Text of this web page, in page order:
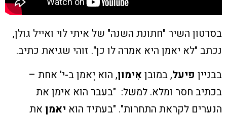
בסרטון השיר "חתונת השנה" של איתי לוי ואייל גולן,
נכתב "לא יאמן היא אמרה לו כן". זוהי שגיאת כתיב.
בבניין פיעל, במובן אִימון, הוא יְאמן ב-י' אחת –
בכתיב חסר ומלא. למשל: "בעבר הוא אימן את
הנערים לקראת התחרות". "בעתיד הוא יאמן את